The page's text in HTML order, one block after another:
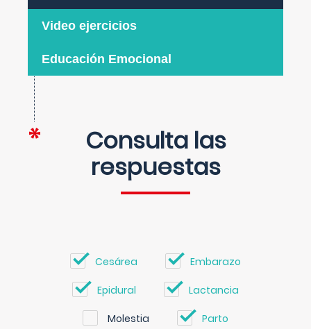
Video ejercicios
Educación Emocional
Consulta las
respuestas
Cesárea Embarazo
Epidural Lactancia
Molestia Parto